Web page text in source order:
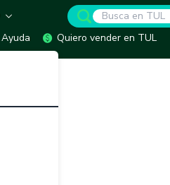
Ayuda Quiero vender en TUL